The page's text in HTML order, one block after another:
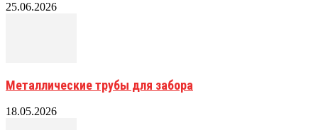
25.06.2026
Металлические трубы для забора
18.05.2026